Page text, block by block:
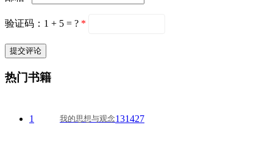
验证码：1 + 5 = ? *
热门书籍
1 我的思想与观念131427